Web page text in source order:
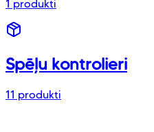
1 produkti
Spēļu kontrolieri
11 produkti